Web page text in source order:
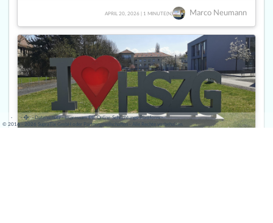
Marco Neumann
APRIL 20, 2026 | 1 MINUTE(N)
· · ·Datenschutz·Impressum EU-Online-Schlichtungs-Plattform·
© 2016 - 2026 SupraTix GmbH oder Partnergesellschaften - Alle Rechte vorbehalten.